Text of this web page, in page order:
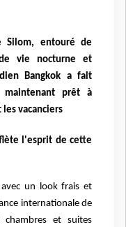
Silom, entouré de
vie nocturne et
Bangkok a fait
prêt à
vacanciers
l'esprit de cette
un look frais et
internationale de
et suites